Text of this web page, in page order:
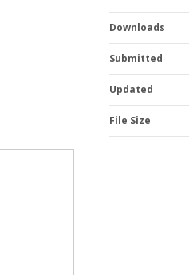
Downloads
Submitted
Updated
File Size